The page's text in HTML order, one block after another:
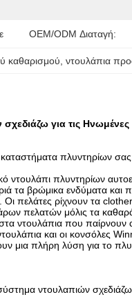
OEM/ODM Διαταγή:
καθαρισμού , ντουλάπια
για τις Ηνωμένες
πλυντηρίων
ντουλάπι πλυντηρίων
τα βρώμικα ενδύματα
Οι πελάτες ρίχνουν τα
πελατών μόλις τα καθαρά
ντουλάπια που παίρνουν
και οι κονσόλες
μια πλήρη λύση για το
ντουλαπιών σχεδιάζω